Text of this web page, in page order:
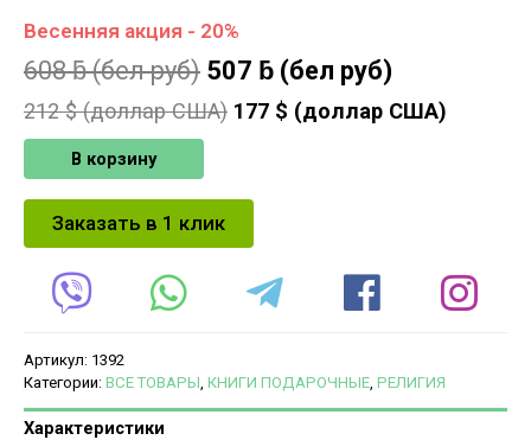
Весенняя акция - 20%
608ƃ(бел руб) 507 ƃ (бел руб)
212$ (доллар США) 177 $ (доллар США)
В корзину
Заказать в 1 клик
Артикул: 1392
Категории: ВСЕ ТОВАРЫ, КНИГИ ПОДАРОЧНЫЕ, РЕЛИГИЯ
Характеристики